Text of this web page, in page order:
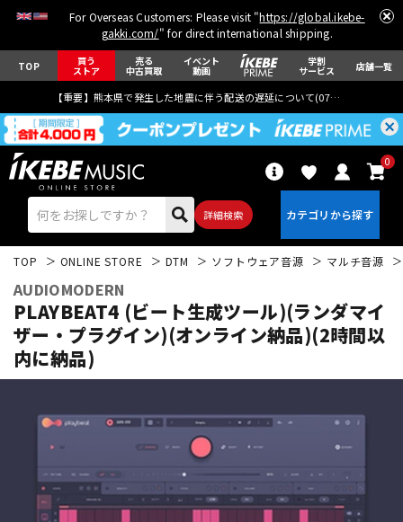
For Overseas Customers: Please visit "https://global.ikebe-
gakki.com/" for direct international shipping.
TOP 買う
ストア
売る
中古買取
イベント
動画
学割
サービス 店舗一覧
【重要】熊本県で発生した地震に伴う配送の遅延について(07月29日
詳細検索
0
エレキギター
ベース ウクレレ
ドラム パーカッション
TOP ONLINE STORE DTM ソフトウェア音源 マルチ音源
AUDIOMODERN
PLAYBEAT4 (ビート生成ツール)(ランダマイ
ザー・プラグイン)(オンライン納品)(2時間以
内に納品)